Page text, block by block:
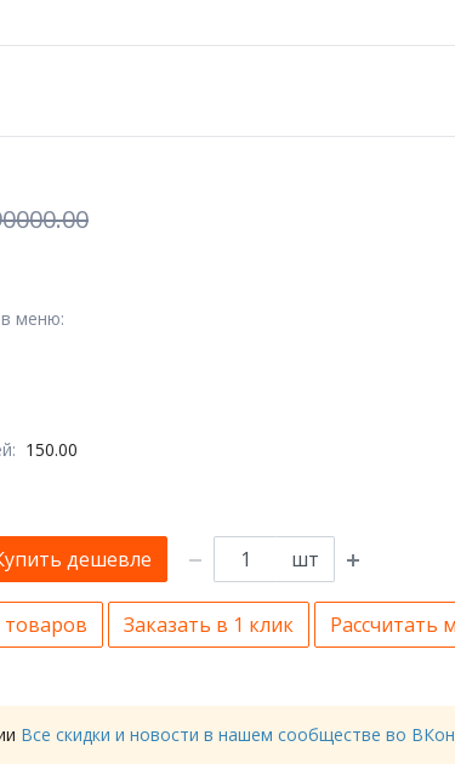
меню:
150.00
дешевле шт
Заказать в 1 клик Рассчитать
Все скидки и новости в нашем сообществе во